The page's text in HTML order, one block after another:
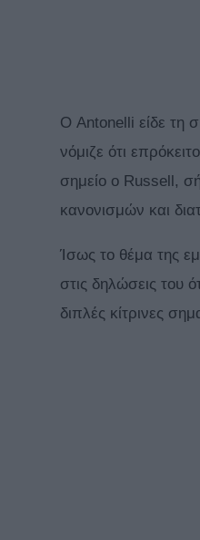
Ο Antonelli είδε τη
νόμιζε ότι
σημείο ο Russell,
κανονισμών και
Ίσως το θέμα της
στις δηλώσεις του
διπλές κίτρινες